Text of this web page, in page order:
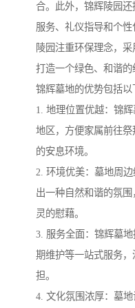
合。此外，锦辉陵园
服务、礼仪指导和个性
陵园注重环保理念，
打造一个绿色、和谐的
锦辉墓地的优势包括以
1. 地理位置优越：锦
地区，方便家属前往
的安息环境。
2. 环境优美：墓地周
出一种自然和谐的氛
灵的慰藉。
3. 服务全面：锦辉墓
期维护等一站式服务
担。
4. 文化氛围浓厚：墓